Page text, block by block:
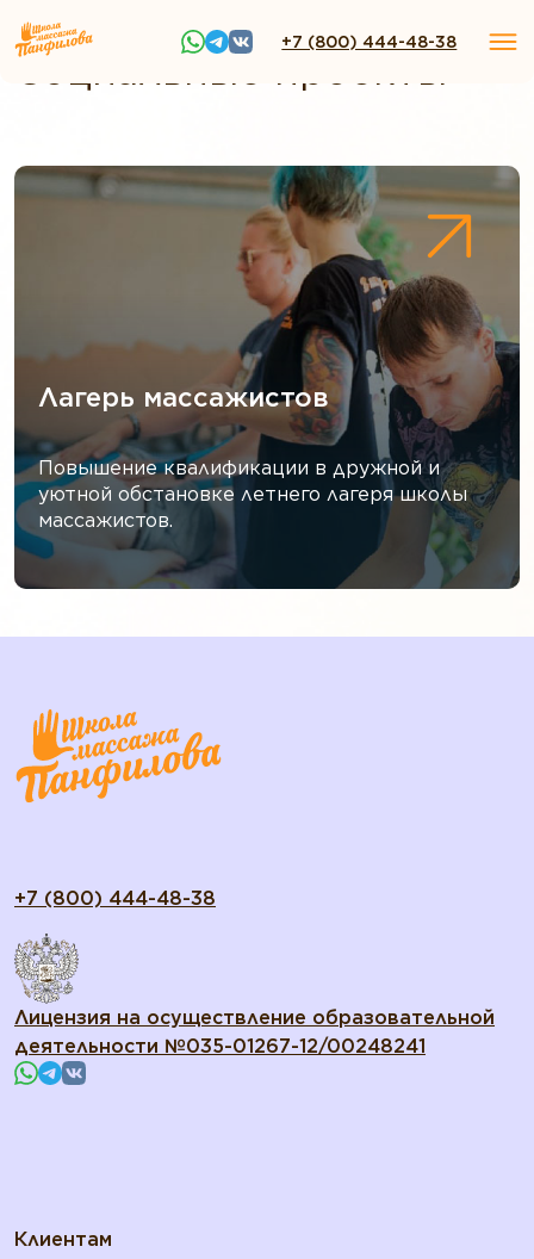
+7 (800) 444-48-38
Социальные проекты
Лагерь массажистов
Повышение квалификации в дружной и
уютной обстановке летнего лагеря школы
массажистов.
Лицензия на осуществление образовательной
деятельности №035-01267-12/00248241
Клиентам
+7 (800) 444-48-38